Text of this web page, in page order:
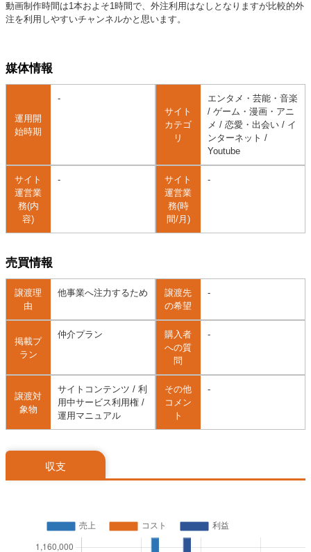
動画制作時間は1本およそ1時間で、外注利用はなしとなりますが比較的外
注を利用しやすいチャンネルかと思います。
媒体情報
運用開
始時期
-
サイト
カテゴ
リ
エンタメ・芸能・音楽
/ ゲーム・漫画・アニ
メ / 恋愛・出会い / イ
ンターネット /
Youtube
サイト
運営業
務(内
容)
-
サイト
運営業
務(時
間/月)
-
売買情報
譲渡理
由
他事業へ注力するため
譲渡先
の希望
-
掲載プ
ラン
仲介プラン
購入者
への質
問
-
譲渡対
象物
サイトコンテンツ / 利
用中サービス利用権 /
運用マニュアル
その他
コメン
ト
-
収支